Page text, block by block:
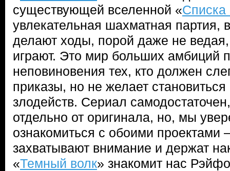
существующей вселенной «Списка
увлекательная шахматная партия,
делают ходы, порой даже не ведая,
играют. Это мир больших амбиций
неповиновения тех, кто должен
приказы, но не желает
злодейств. Сериал
отдельно от оригинала, но, мы
ознакомиться с обоими проектами
захватывают внимание и держат
«Темный волк» знакомит нас